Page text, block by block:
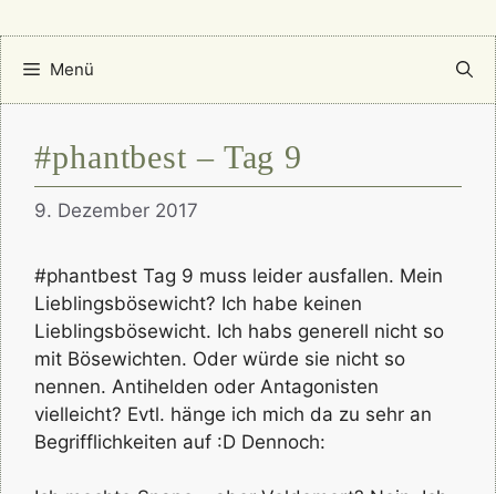
Menü
#phantbest – Tag 9
9. Dezember 2017
#phantbest Tag 9 muss leider ausfallen. Mein
Lieblingsbösewicht? Ich habe keinen
Lieblingsbösewicht. Ich habs generell nicht so
mit Bösewichten. Oder würde sie nicht so
nennen. Antihelden oder Antagonisten
vielleicht? Evtl. hänge ich mich da zu sehr an
Begrifflichkeiten auf :D Dennoch: